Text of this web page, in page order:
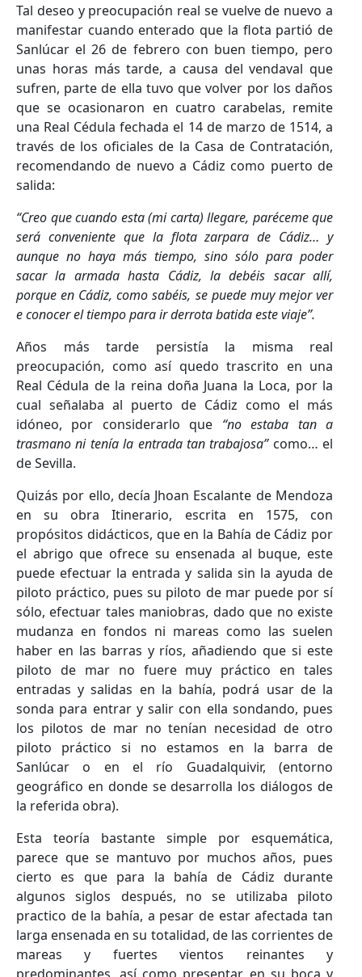
Tal deseo y preocupación real se vuelve de nuevo a
manifestar cuando enterado que la flota partió de
Sanlúcar el 26 de febrero con buen tiempo, pero
unas horas más tarde, a causa del vendaval que
sufren, parte de ella tuvo que volver por los daños
que se ocasionaron en cuatro carabelas, remite
una Real Cédula fechada el 14 de marzo de 1514, a
través de los oficiales de la Casa de Contratación,
recomendando de nuevo a Cádiz como puerto de
salida:
“Creo que cuando esta (mi carta) llegare, paréceme que
será conveniente que la flota zarpara de Cádiz… y
aunque no haya más tiempo, sino sólo para poder
sacar la armada hasta Cádiz, la debéis sacar allí,
porque en Cádiz, como sabéis, se puede muy mejor ver
e conocer el tiempo para ir derrota batida este viaje”.
Años más tarde persistía la misma real
preocupación, como así quedo trascrito en una
Real Cédula de la reina doña Juana la Loca, por la
cual señalaba al puerto de Cádiz como el más
idóneo, por considerarlo que “no estaba tan a
trasmano ni tenía la entrada tan trabajosa”como… el
de Sevilla.
Quizás por ello, decía Jhoan Escalante de Mendoza
en su obra Itinerario, escrita en 1575, con
propósitos didácticos, que en la Bahía de Cádiz por
el abrigo que ofrece su ensenada al buque, este
puede efectuar la entrada y salida sin la ayuda de
piloto práctico, pues su piloto de mar puede por sí
sólo, efectuar tales maniobras, dado que no existe
mudanza en fondos ni mareas como las suelen
haber en las barras y ríos, añadiendo que si este
piloto de mar no fuere muy práctico en tales
entradas y salidas en la bahía, podrá usar de la
sonda para entrar y salir con ella sondando, pues
los pilotos de mar no tenían necesidad de otro
piloto práctico si no estamos en la barra de
Sanlúcar o en el río Guadalquivir, (entorno
geográfico en donde se desarrolla los diálogos de
la referida obra).
Esta teoría bastante simple por esquemática,
parece que se mantuvo por muchos años, pues
cierto es que para la bahía de Cádiz durante
algunos siglos después, no se utilizaba piloto
practico de la bahía, a pesar de estar afectada tan
larga ensenada en su totalidad, de las corrientes de
mareas y fuertes vientos reinantes y